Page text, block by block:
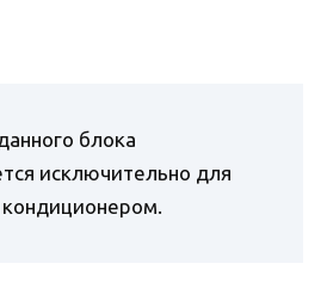
блока
исключительно для